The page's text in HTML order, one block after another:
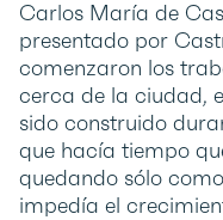
Carlos María de
presentado por
comenzaron los
cerca de la ciudad,
sido construido
que hacía tiempo
quedando sólo
impedía el